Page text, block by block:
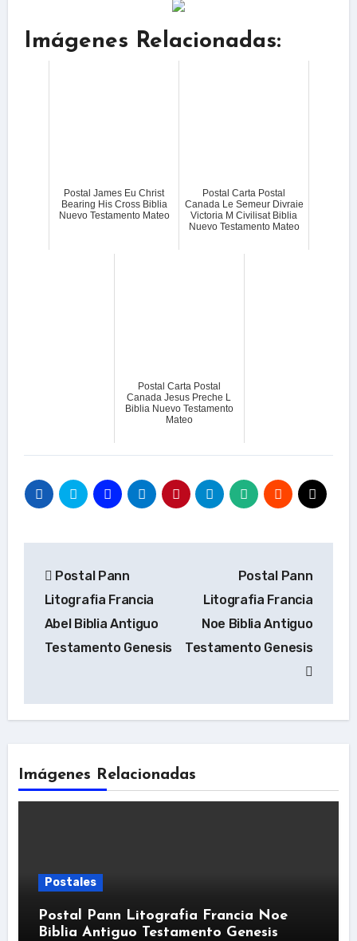
Imágenes Relacionadas:
Postal James Eu Christ
Bearing His Cross Biblia
Nuevo Testamento Mateo
Postal Carta Postal
Canada Le Semeur Divraie
Victoria M Civilisat Biblia
Nuevo Testamento Mateo
Postal Carta Postal
Canada Jesus Preche L
Biblia Nuevo Testamento
Mateo
de
entradas
Postal Pann
Litografia Francia
Abel Biblia Antiguo
Testamento Genesis
Postal Pann
Litografia Francia
Noe Biblia Antiguo
Testamento Genesis
Imágenes Relacionadas
Postales
Postal Pann Litografia Francia Noe
Biblia Antiguo Testamento Genesis